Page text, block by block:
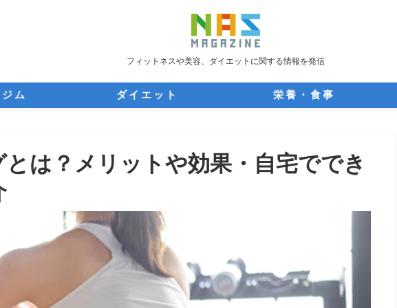
フィットネスや美容、ダイエットに関する情報を発信
ム ダイエット 栄養・食事
は？メリットや効果・自宅ででき